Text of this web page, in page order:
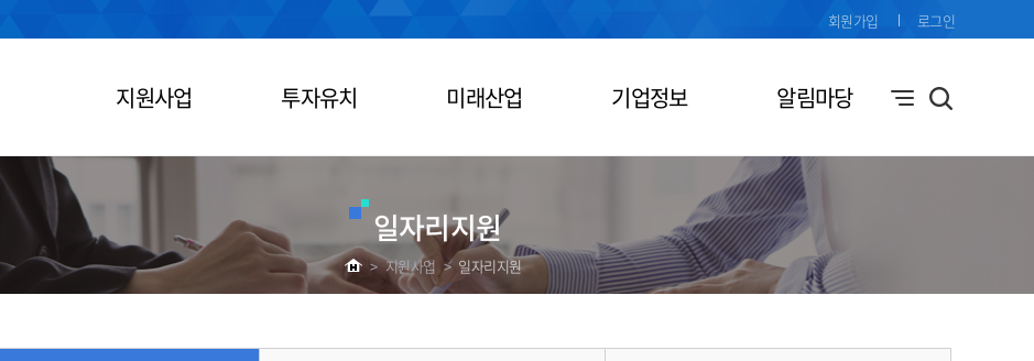
지원사업 투자유치 미래산업 기업정보 알림마당
회원가입 로그인
일자리지원
> 지원사업 > 일자리지원